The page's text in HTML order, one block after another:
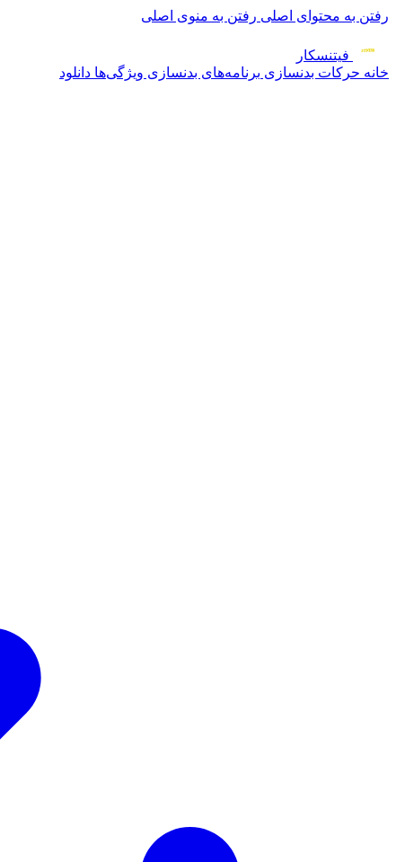
رفتن به محتوای اصلی رفتن به منوی اصلی
فیتنسکار
خانه حرکات بدنسازی برنامه‌های بدنسازی ویژگی‌ها دانلود